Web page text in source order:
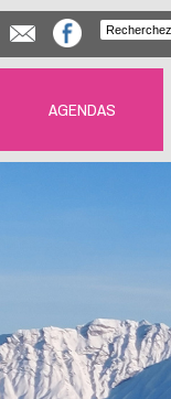
AGENDAS